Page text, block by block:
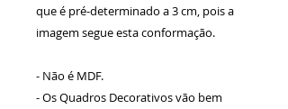
que é pré-determinado a 3 cm, pois a
imagem segue esta conformação.
- Não é MDF.
- Os Quadros Decorativos vão bem